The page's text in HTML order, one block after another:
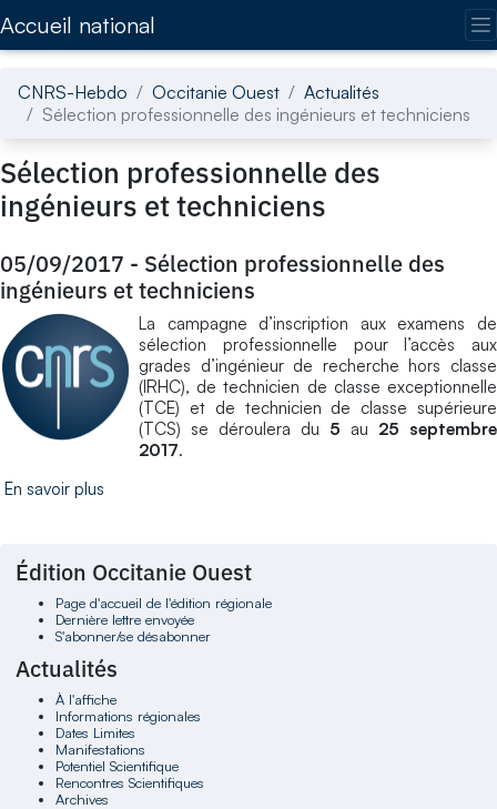
Accueil national
CNRS-Hebdo Occitanie Ouest
Actualités
Sélection professionnelle des ingénieurs et techniciens
Sélection professionnelle des
ingénieurs et techniciens
05/09/2017 - Sélection professionnelle des
ingénieurs et techniciens
La campagne d’inscription aux examens de
sélection professionnelle pour l’accès aux
grades d’ingénieur de recherche hors classe
(IRHC), de technicien de classe exceptionnelle
(TCE) et de technicien de classe supérieure
(TCS) se déroulera du 5 au 25 septembre
2017.
En savoir plus
Édition Occitanie Ouest
Page d'accueil de l'édition régionale
Dernière lettre envoyée
S'abonner/se désabonner
Actualités
À l'affiche
Informations régionales
Dates Limites
Manifestations
Potentiel Scientifique
Rencontres Scientifiques
Archives